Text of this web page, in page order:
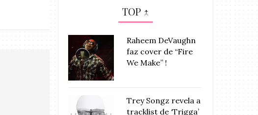
TOP ↑
Raheem DeVaughn
faz cover de “Fire
We Make” !
Trey Songz revela a
tracklist de ‘Trigga’